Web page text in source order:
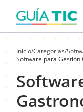
Inicio/Categorías/
Software para Gestión